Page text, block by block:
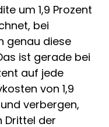
um 1,9 Prozent
bei
genau diese
ist gerade bei
auf jede
von 1,9
verbergen,
Drittel der